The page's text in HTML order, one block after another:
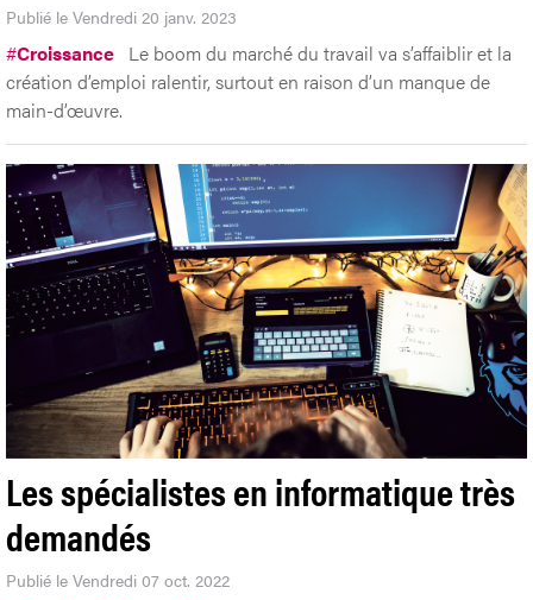
Publié le Vendredi 20 janv. 2023
#Croissance Le boom du marché du travail va s’affaiblir et la
création d’emploi ralentir, surtout en raison d’un manque de
main-d’œuvre.
Les spécialistes en informatique très
demandés
Publié le Vendredi 07 oct. 2022